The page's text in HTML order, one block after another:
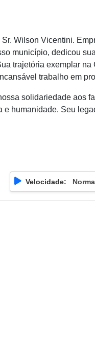
Wilson Vicentini.
município, dedicou
trajetória exemplar
trabalho em
solidariedade aos
humanidade. Seu
Velocidade: